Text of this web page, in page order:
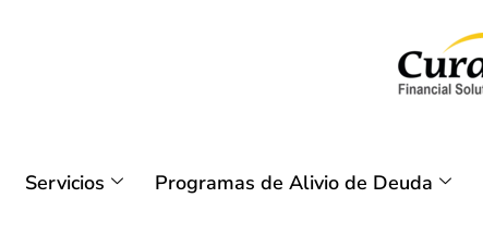
Servicios Programas de Alivio de Deuda